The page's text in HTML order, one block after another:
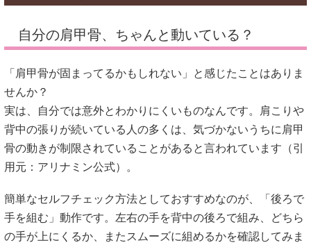
自分の肩甲骨、ちゃんと動いている？
「肩甲骨が固まってるかもしれない」と感じたことはありま
せんか？
実は、自分では意外とわかりにくいものなんです。肩こりや
背中の張りが続いている人の多くは、気づかないうちに肩甲
骨の動きが制限されていることがあると言われています（引
用元： アリナミン公式）。
簡単なセルフチェック方法としておすすめなのが、「後ろで
手を組む」動作です。左右の手を背中の後ろで組み、どちら
の手が上にくるか、またスムーズに組めるかを確認してみま